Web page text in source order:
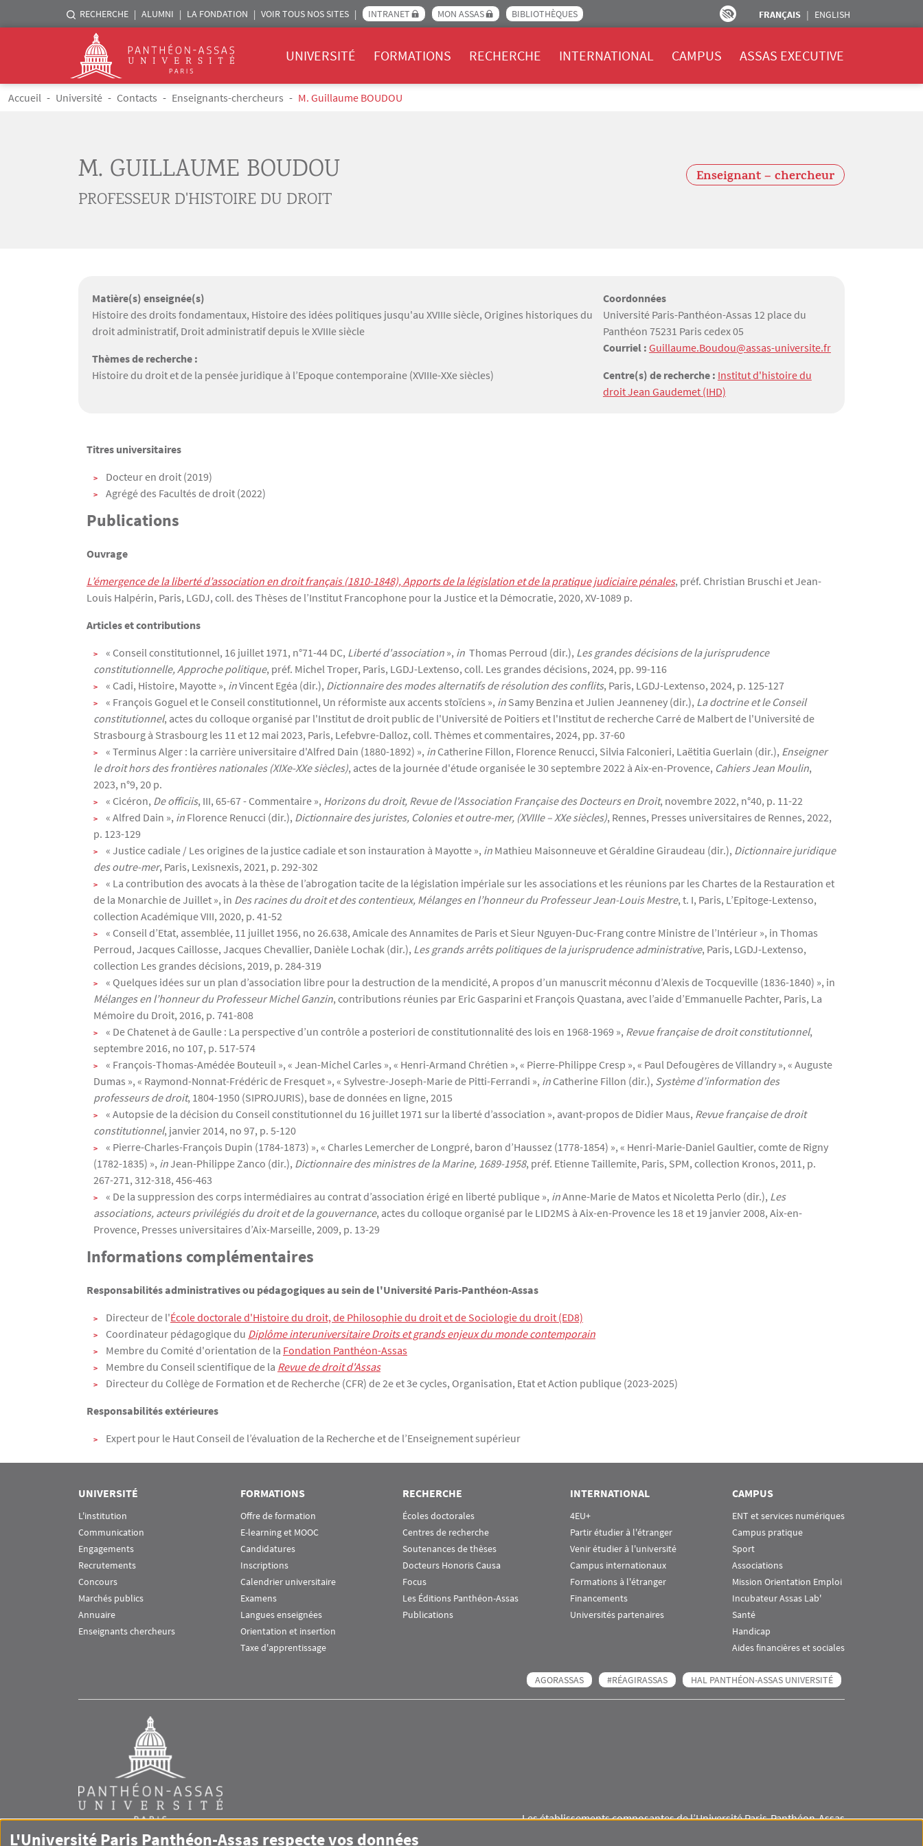
Aller au contenu principal
Menu liste sites Assas
RECHERCHE ALUMNI LA FONDATION VOIR TOUS NOS SITES INTRANET MON ASSAS BIBLIOTHÈQUES FRANÇAIS ENGLISH
Logo
UNIVERSITÉ FORMATIONS RECHERCHE INTERNATIONAL CAMPUS ASSAS EXECUTIVE
Fil d'Ariane
Accueil Université Contacts Enseignants-chercheurs M. Guillaume BOUDOU
M. GUILLAUME BOUDOU
PROFESSEUR D'HISTOIRE DU DROIT
Enseignant – chercheur
Matière(s) enseignée(s)
Histoire des droits fondamentaux, Histoire des idées politiques jusqu'au XVIIIe siècle, Origines historiques du
droit administratif, Droit administratif depuis le XVIIIe siècle
Thèmes de recherche :
Histoire du droit et de la pensée juridique à l’Epoque contemporaine (XVIIIe-XXe siècles)
Coordonnées
Université Paris-Panthéon-Assas 12 place du
Panthéon 75231 Paris cedex 05
Courriel : Guillaume.Boudou@assas-universite.fr
Centre(s) de recherche : Institut d'histoire du
droit Jean Gaudemet (IHD)
Texte
Titres universitaires
Docteur en droit (2019)
Agrégé des Facultés de droit (2022)
Publications
Ouvrage
L’émergence de la liberté d’association en droit français (1810-1848), Apports de la législation et de la pratique judiciaire pénales, préf. Christian Bruschi et Jean-
Louis Halpérin, Paris, LGDJ, coll. des Thèses de l’Institut Francophone pour la Justice et la Démocratie, 2020, XV-1089 p.
Articles et contributions
« Conseil constitutionnel, 16 juillet 1971, n°71-44 DC, Liberté d'association », in Thomas Perroud (dir.), Les grandes décisions de la jurisprudence
constitutionnelle, Approche politique, préf. Michel Troper, Paris, LGDJ-Lextenso, coll. Les grandes décisions, 2024, pp. 99-116
« Cadi, Histoire, Mayotte », inVincent Egéa (dir.), Dictionnaire des modes alternatifs de résolution des conflits, Paris, LGDJ-Lextenso, 2024, p. 125-127
« François Goguel et le Conseil constitutionnel, Un réformiste aux accents stoïciens », in Samy Benzina et Julien Jeanneney (dir.), La doctrine et le Conseil
constitutionnel, actes du colloque organisé par l'Institut de droit public de l'Université de Poitiers et l'Institut de recherche Carré de Malbert de l'Université de
Strasbourg à Strasbourg les 11 et 12 mai 2023, Paris, Lefebvre-Dalloz, coll. Thèmes et commentaires, 2024, pp. 37-60
« Terminus Alger : la carrière universitaire d'Alfred Dain (1880-1892) », in Catherine Fillon, Florence Renucci, Silvia Falconieri, Laëtitia Guerlain (dir.), Enseigner
le droit hors des frontières nationales (XIXe-XXe siècles), actes de la journée d'étude organisée le 30 septembre 2022 à Aix-en-Provence, Cahiers Jean Moulin,
2023, n°9, 20 p.
« Cicéron, De officiis, III, 65-67 - Commentaire », Horizons du droit, Revue de l'Association Française des Docteurs en Droit, novembre 2022, n°40, p. 11-22
« Alfred Dain », in Florence Renucci (dir.), Dictionnaire des juristes, Colonies et outre-mer, (XVIIIe – XXe siècles), Rennes, Presses universitaires de Rennes, 2022,
p. 123-129
« Justice cadiale / Les origines de la justice cadiale et son instauration à Mayotte », in Mathieu Maisonneuve et Géraldine Giraudeau (dir.), Dictionnaire juridique
des outre-mer, Paris, Lexisnexis, 2021, p. 292-302
« La contribution des avocats à la thèse de l’abrogation tacite de la législation impériale sur les associations et les réunions par les Chartes de la Restauration et
de la Monarchie de Juillet », in Des racines du droit et des contentieux, Mélanges en l’honneur du Professeur Jean-Louis Mestre, t. I, Paris, L’Epitoge-Lextenso,
collection Académique VIII, 2020, p. 41-52
« Conseil d’Etat, assemblée, 11 juillet 1956, no 26.638, Amicale des Annamites de Paris et Sieur Nguyen-Duc-Frang contre Ministre de l’Intérieur », in Thomas
Perroud, Jacques Caillosse, Jacques Chevallier, Danièle Lochak (dir.), Les grands arrêts politiques de la jurisprudence administrative, Paris, LGDJ-Lextenso,
collection Les grandes décisions, 2019, p. 284-319
« Quelques idées sur un plan d’association libre pour la destruction de la mendicité, A propos d’un manuscrit méconnu d’Alexis de Tocqueville (1836-1840) », in
Mélanges en l’honneur du Professeur Michel Ganzin, contributions réunies par Eric Gasparini et François Quastana, avec l’aide d’Emmanuelle Pachter, Paris, La
Mémoire du Droit, 2016, p. 741-808
« De Chatenet à de Gaulle : La perspective d’un contrôle a posteriori de constitutionnalité des lois en 1968-1969 », Revue française de droit constitutionnel,
septembre 2016, no 107, p. 517-574
« François-Thomas-Amédée Bouteuil », « Jean-Michel Carles », « Henri-Armand Chrétien », « Pierre-Philippe Cresp », « Paul Defougères de Villandry », « Auguste
Dumas », « Raymond-Nonnat-Frédéric de Fresquet », « Sylvestre-Joseph-Marie de Pitti-Ferrandi », in Catherine Fillon (dir.), Système d’information des
professeurs de droit, 1804-1950 (SIPROJURIS), base de données en ligne, 2015
« Autopsie de la décision du Conseil constitutionnel du 16 juillet 1971 sur la liberté d’association », avant-propos de Didier Maus, Revue française de droit
constitutionnel, janvier 2014, no 97, p. 5-120
« Pierre-Charles-François Dupin (1784-1873) », « Charles Lemercher de Longpré, baron d’Haussez (1778-1854) », « Henri-Marie-Daniel Gaultier, comte de Rigny
(1782-1835) », inJean-Philippe Zanco (dir.), Dictionnaire des ministres de la Marine, 1689-1958, préf. Etienne Taillemite, Paris, SPM, collection Kronos, 2011, p.
267-271, 312-318, 456-463
« De la suppression des corps intermédiaires au contrat d’association érigé en liberté publique », inAnne-Marie de Matos et Nicoletta Perlo (dir.), Les
associations, acteurs privilégiés du droit et de la gouvernance, actes du colloque organisé par le LID2MS à Aix-en-Provence les 18 et 19 janvier 2008, Aix-en-
Provence, Presses universitaires d’Aix-Marseille, 2009, p. 13-29
Informations complémentaires
Responsabilités administratives ou pédagogiques au sein de l'Université Paris-Panthéon-Assas
Directeur de l'École doctorale d'Histoire du droit, de Philosophie du droit et de Sociologie du droit (ED8)
Coordinateur pédagogique du Diplôme interuniversitaire Droits et grands enjeux du monde contemporain
Membre du Comité d'orientation de la Fondation Panthéon-Assas
Membre du Conseil scientifique de la Revue de droit d'Assas
Directeur du Collège de Formation et de Recherche (CFR) de 2e et 3e cycles, Organisation, Etat et Action publique (2023-2025)
Responsabilités extérieures
Expert pour le Haut Conseil de l’évaluation de la Recherche et de l’Enseignement supérieur
UNIVERSITÉ
L'institution
Communication
Engagements
Recrutements
Concours
Marchés publics
Annuaire
Enseignants chercheurs
FORMATIONS
Offre de formation
E-learning et MOOC
Candidatures
Inscriptions
Calendrier universitaire
Examens
Langues enseignées
Orientation et insertion
Taxe d'apprentissage
RECHERCHE
Écoles doctorales
Centres de recherche
Soutenances de thèses
Docteurs Honoris Causa
Focus
Les Éditions Panthéon-Assas
Publications
INTERNATIONAL
4EU+
Partir étudier à l'étranger
Venir étudier à l'université
Campus internationaux
Formations à l'étranger
Financements
Universités partenaires
CAMPUS
ENT et services numériques
Campus pratique
Sport
Associations
Mission Orientation Emploi
Incubateur Assas Lab'
Santé
Handicap
Aides financières et sociales
AGORASSAS #RÉAGIRASSAS HAL PANTHÉON-ASSAS UNIVERSITÉ
Les établissements composantes de l’Université Paris-Panthéon-Assas
L'Université Paris Panthéon-Assas respecte vos données